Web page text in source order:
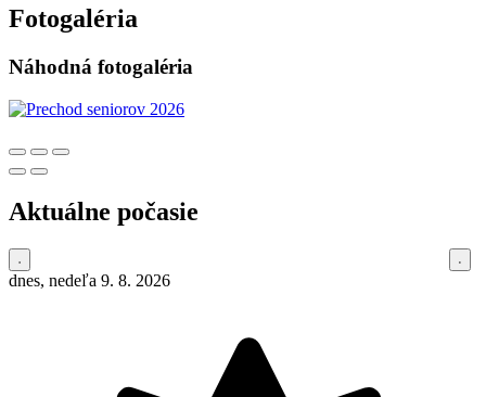
Fotogaléria
Náhodná fotogaléria
Aktuálne počasie
dnes, nedeľa 9. 8. 2026